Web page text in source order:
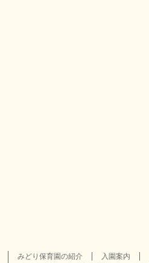
みどり保育園の紹介 入園案内